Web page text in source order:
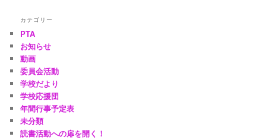
カテゴリー
PTA
お知らせ
動画
委員会活動
学校だより
学校応援団
年間行事予定表
未分類
読書活動への扉を開く！